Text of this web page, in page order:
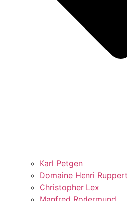
Karl Petgen
Domaine Henri Ruppert
Christopher Lex
Manfred Rodermund